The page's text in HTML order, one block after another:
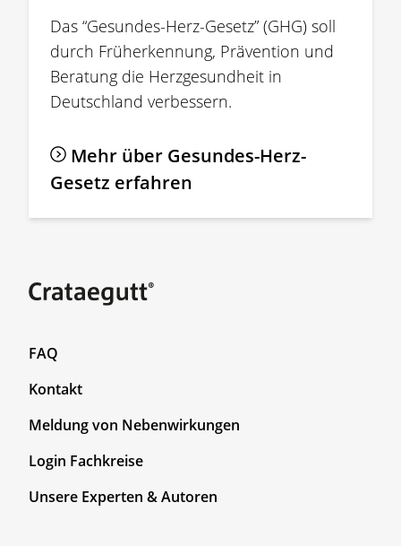
Das “Gesundes-Herz-Gesetz” (GHG) soll
durch Früherkennung, Prävention und
Beratung die Herzgesundheit in
Deutschland verbessern.
Mehr über Gesundes-Herz-
Gesetz erfahren
F
o
t
r
o
FAQ
Kontakt
Meldung von Nebenwirkungen
F
o
Login Fachkreise
Unsere Experten & Autoren